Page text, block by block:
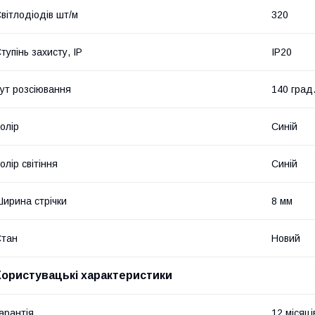
шт/м 320
захисту, IP IP20
розсіювання 140 град.
Синій
світіння Синій
стрічки 8 мм
Новий
характеристики
12